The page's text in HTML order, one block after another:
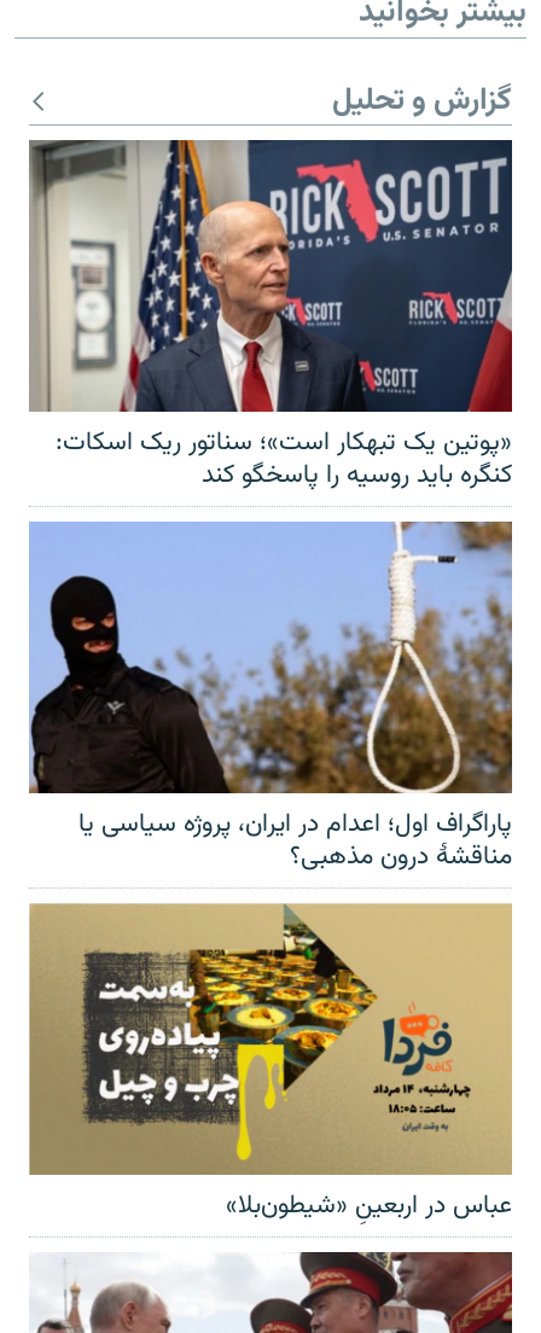
بیشتر بخوانید
گزارش و تحلیل
«پوتین یک تبهکار است»؛ سناتور ریک اسکات:
کنگره باید روسیه را پاسخگو کند
پاراگراف اول؛ اعدام در ایران، پروژه سیاسی یا
مناقشهٔ درون مذهبی؟
عباس در اربعینِ «شیطون‌بلا»